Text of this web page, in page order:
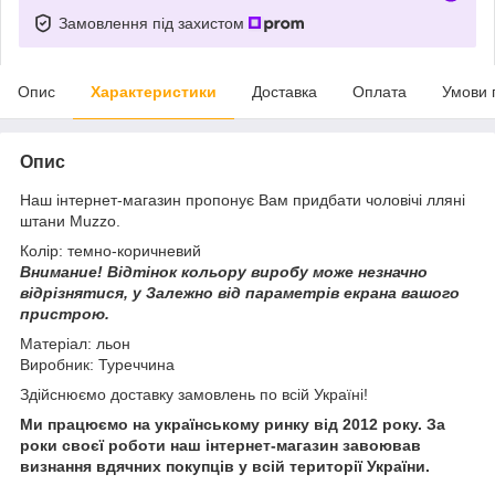
Замовлення під захистом
Опис Характеристики Доставка Оплата Умови
Опис
Наш інтернет-магазин пропонує Вам придбати чоловічі лляні
штани Muzzo.
Колір: темно-коричневий
Внимание! Відтінок кольору виробу може незначно
відрізнятися, у Залежно від параметрів екрана вашого
пристрою.
Матеріал: льон
Виробник: Туреччина
Здійснюємо доставку замовлень по всій Україні!
Ми працюємо на українському ринку від 2012 року. За
роки своєї роботи наш інтернет-магазин завоював
визнання вдячних покупців у всій території України.